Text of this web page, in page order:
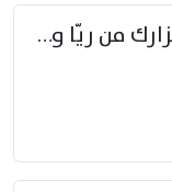
حننت إلى ريّا ونفسك باعدت … مزارك من ريّا وشعباكما معا